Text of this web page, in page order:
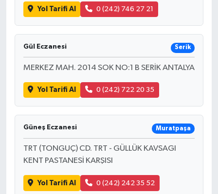
Yol Tarifi Al 0 (242) 746 27 21
Gül Eczanesi Serik
MERKEZ MAH. 2014 SOK NO:1 B SERİK ANTALYA
Yol Tarifi Al 0 (242) 722 20 35
Güneş Eczanesi Muratpaşa
TRT (TONGUÇ) CD. TRT - GÜLLÜK KAVSAGI
KENT PASTANESİ KARŞISI
Yol Tarifi Al 0 (242) 242 35 52